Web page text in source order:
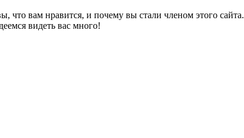
что вам нравится, и почему вы стали членом этого сайта.
видеть вас много!